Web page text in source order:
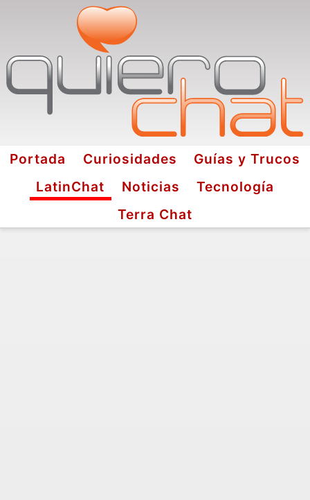
Portada Curiosidades
Guías y Trucos
LatinChat
Noticias
Tecnología
Terra Chat